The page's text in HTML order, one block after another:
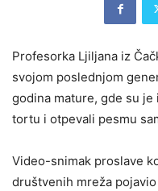
Profesorka Ljiljana iz
svojom poslednjom
godina mature, gde su
tortu i otpevali pesmu
Video-snimak proslave
društvenih mreža